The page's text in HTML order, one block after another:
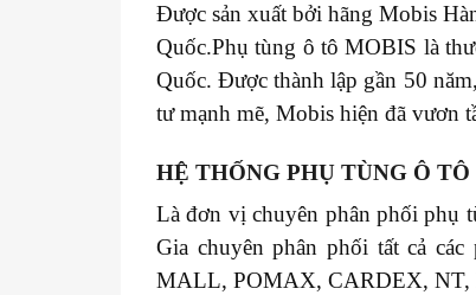
Được sản xuất bởi hãng Mobis
Quốc.Phụ tùng ô tô MOBIS là
Quốc. Được thành lập gần 50
tư mạnh mẽ, Mobis hiện đã vươn
HỆ THỐNG PHỤ TÙNG Ô
Là đơn vị chuyên phân phối phụ
Gia chuyên phân phối tất cả
MALL, POMAX, CARDEX,